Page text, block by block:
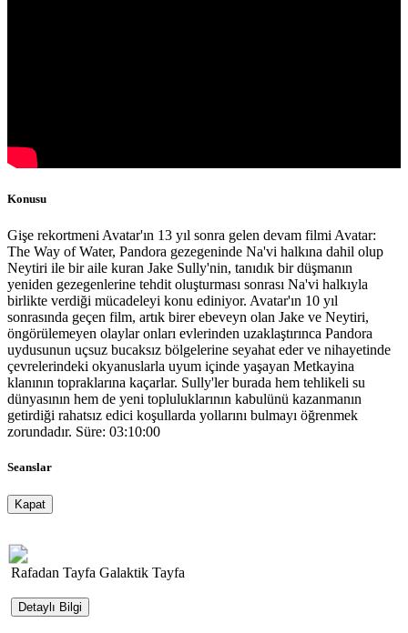
Konusu
Gişe rekortmeni Avatar'ın 13 yıl sonra gelen devam filmi Avatar:
The Way of Water, Pandora gezegeninde Na'vi halkına dahil olup
Neytiri ile bir aile kuran Jake Sully'nin, tanıdık bir düşmanın
yeniden gezegenlerine tehdit oluşturması sonrası Na'vi halkıyla
birlikte verdiği mücadeleyi konu ediniyor. Avatar'ın 10 yıl
sonrasında geçen film, artık birer ebeveyn olan Jake ve Neytiri,
öngörülemeyen olaylar onları evlerinden uzaklaştırınca Pandora
uydusunun uçsuz bucaksız bölgelerine seyahat eder ve nihayetinde
çevrelerindeki okyanuslarla uyum içinde yaşayan Metkayina
klanının topraklarına kaçarlar. Sully'ler burada hem tehlikeli su
dünyasının hem de yeni topluluklarının kabulünü kazanmanın
getirdiği rahatsız edici koşullarda yollarını bulmayı öğrenmek
zorundadır. Süre: 03:10:00
Seanslar
Kapat
Rafadan Tayfa Galaktik Tayfa
Detaylı Bilgi